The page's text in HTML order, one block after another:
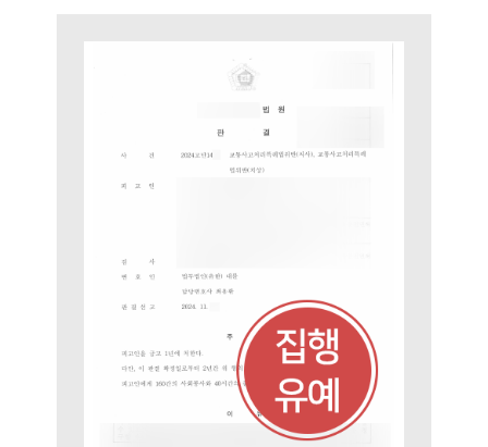
팀소개
대륜의 강점
오시는 길
글로벌 파트너 로펌
고객의 소리
통합검색
AI대륜